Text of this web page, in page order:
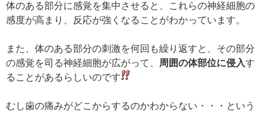
体のある部分に感覚を集中させると、これらの神経細胞の
感度が高まり、反応が強くなることがわかっています。
また、体のある部分の刺激を何回も繰り返すと、その部分
の感覚を司る神経細胞が広がって、
周囲の体部位に侵入す
ることがあるらしいのです
むし歯の痛みがどこからするのかわからない・・・という